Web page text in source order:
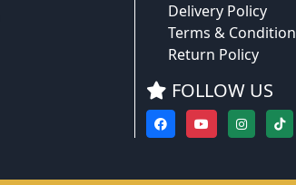
Delivery Policy
Terms & Condition
Return Policy
FOLLOW US